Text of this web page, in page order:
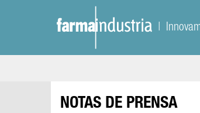
|
NOTAS DE PRENSA